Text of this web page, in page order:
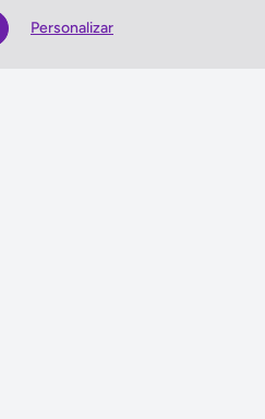
Personalizar